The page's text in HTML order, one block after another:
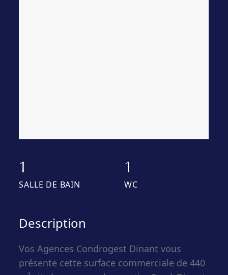
1
SALLE DE BAIN
1
WC
Description
Vos Agences Condrogest Dinant vous
présente cette surface commerciale de 440